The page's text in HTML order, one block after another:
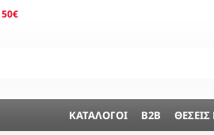
ΚΑΤΆΛΟΓΟΙ B2B ΘΈΣΕΙΣ